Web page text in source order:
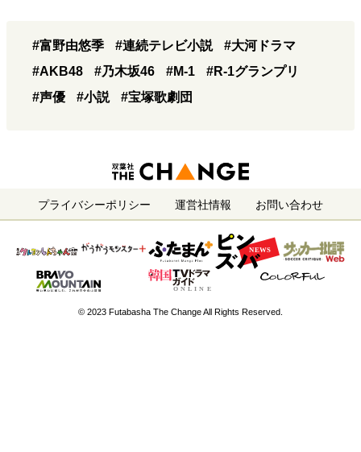
#富野由悠季 #連続テレビ小説
#大河ドラマ
#AKB48
#乃木坂46 #M-1
#R-1グランプリ
#声優
#小説 #宝塚歌劇団
プライバシーポリシー 運営社情報 お問い合わせ
© 2023 Futabasha The Change All Rights Reserved.